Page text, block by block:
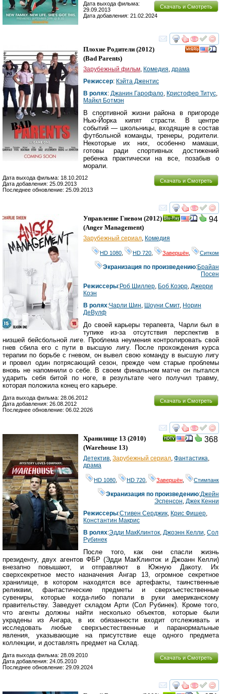
Скачать и Смотреть
Дата выхода фильма:
29.09.2013
Дата добавления: 21.02.2024
смотреть
Плохие Родители (2012)
(Bad Parents)
Зарубежный фильм Комедия драма
Режиссер: Кэйта Джентис
В ролях: Джанин Гарофало Кристофер Титус
Майкл Ботмэн
В спортивной жизни района в пригороде
Нью-Йорка кипят страсти. В центре
событий — школьницы, входящие в состав
футбольной команды, тренеры, родители.
Некоторые их них, особенно мамаши,
готовы ради спортивных достижений
ребенка практически на все, позабыв о
морали.
Скачать и Смотреть
Дата выхода фильма: 18.10.2012
Дата добавления: 25.09.2013
Последнее обновление: 25.09.2013
смотреть
94
Управление Гневом (2012)
(Anger Management)
Зарубежный сериал, Комедия
HD 1080, HD 720, Завершён, Ситком
Экранизация по произведению:Брайан
Посен
Режиссеры:Роб Шиллер, Боб Коэрр, Джерри
Коэн
В ролях:Чарли Шин, Шоуни Смит, Норин
ДеВулф
До своей карьеры терапевта, Чарли был в
тупике из-за отсутствия перспектив в
низшей бейсбольной лиге. Проблема неумения контролировать свой
гнев сбила его с пути в высшую лигу. После прохождения курса
терапии по борьбе с гневом, он вывел свою команду в высшую лигу
и провел один потрясающий сезон, прежде чем старые проблемы
вновь не напомнили о себе. В своем финальном матче он пытался
ударить себя битой по ноге, в результате чего получил травму,
которая положила конец его карьере.
Скачать и Смотреть
Дата выхода фильма: 28.06.2012
Дата добавления: 26.08.2012
Последнее обновление: 06.02.2026
смотреть
368
Хранилище 13 (2010)
(Warehouse 13)
Детектив, Зарубежный сериал, Фантастика,
драма
HD 1080 HD 720 Завершён Стимпанк
Экранизация по произведению:Джейн
Эспенсон,Джек Кенни
Режиссеры:Стивен Серджик, Крис Фишер,
Константин Макрис
В ролях:Эдди МакКлинток, Джоэнн Келли, Сол
Рубинек
После того, как они спасли жизнь
президенту, двух агентов ФБР (Эдди МакКлинток и Джоанн Келли)
внезапно повышают, и отправляют в Южную Дакоту. Их
сверхсекретное место назначения Ангар 13, огромное секретное
хранилище, в котором находятся все артефакты, таинственные
реликвии, фантастические предметы и сверхъестественные
сувениры, которые когда-либо попали в руки американскому
правительству. Заведует складом Арти (Сол Рубинек). Кроме того,
что агенты должны найти несколько объектов, которые были
украдены из Ангара, в их обязанности входит отслеживать и
исследовать любые сверхъестественные и паранормальные
явления, указывающие на присутствие еще одного предмета
коллекции, и доставлять предмет на Cклад.
Скачать и Смотреть
Дата выхода фильма: 28.09.2010
Дата добавления: 24.05.2010
Последнее обновление: 29.09.2024
смотреть